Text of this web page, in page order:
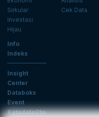
Sirkular
Investasi
Hijau
Cek Data
Info
Indeks
Insight
Center
Databoks
Event
KatadataOto